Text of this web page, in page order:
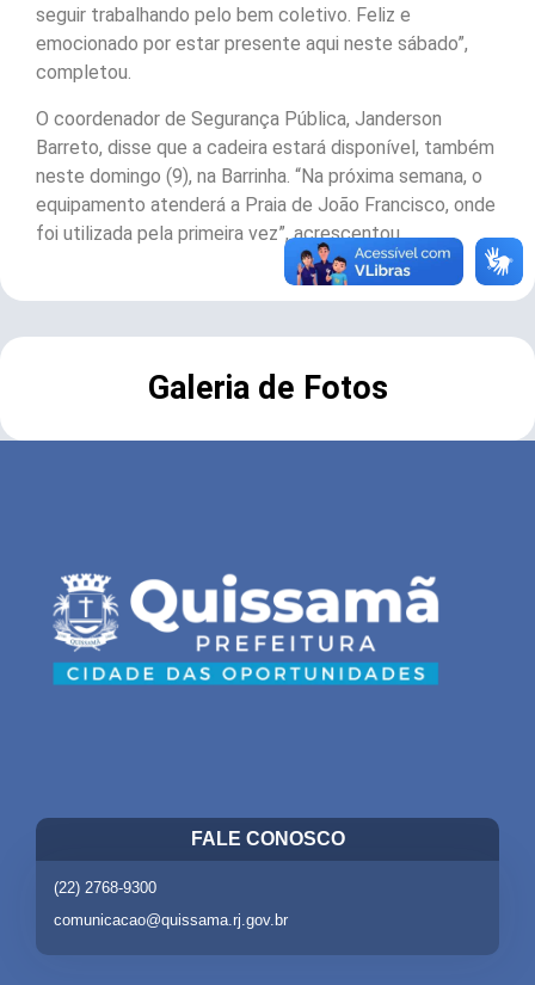
seguir trabalhando pelo bem coletivo. Feliz e
emocionado por estar presente aqui neste sábado”,
completou.
O coordenador de Segurança Pública, Janderson
Barreto, disse que a cadeira estará disponível, também
neste domingo (9), na Barrinha. “Na próxima semana, o
equipamento atenderá a Praia de João Francisco, onde
foi utilizada pela primeira vez”, acrescentou.
Galeria de Fotos
FALE CONOSCO
(22) 2768-9300
comunicacao@quissama.rj.gov.br